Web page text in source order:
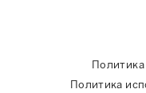
Политика